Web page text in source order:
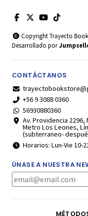
Copyright Trayecto
Desarrollado por
CONTÁCTANOS
+56 9 3088 0360
56930880360
Av. Providencia 2296,
Metro Los Leones,
(subterraneo-
Horarios: Lun-Vie 10-
ÚNASE A NUESTRA